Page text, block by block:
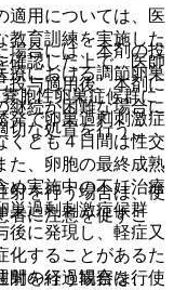
場合には、本剤の投
療における調節卵巣
胞性卵巣症候群に
発で卵巣過剰刺激症
くとも４日間は性交
た、卵胞の最終成熟
め実施中の不妊治療
巣過剰刺激症候群
後に発現し、軽症又
化することがあるた
間の経過観察を行
用については、医
教育訓練を実施した
確認した上で、医師
投与適用後、本剤に
継続が困難な場合に
切な処置を行うこ
を行う場合は、使
者に注意を促すこ
を行う場合は、使